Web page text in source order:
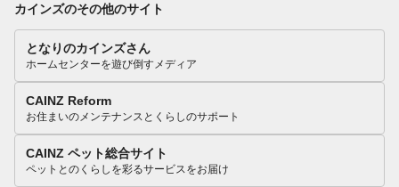
カインズのその他のサイト
となりのカインズさん
ホームセンターを遊び倒すメディア
CAINZ Reform
お住まいのメンテナンスとくらしのサポート
CAINZ ペット総合サイト
ペットとのくらしを彩るサービスをお届け